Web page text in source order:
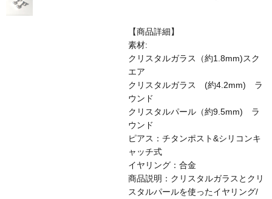
【商品詳細】
素材:
クリスタルガラス（約1.8mm)スク
エア
クリスタルガラス (約4.2mm) ラ
ウンド
クリスタルパール（約9.5mm) ラ
ウンド
ピアス：チタンポスト&シリコンキ
ャッチ式
イヤリング：合金
商品説明：クリスタルガラスとクリ
スタルパールを使ったイヤリング/